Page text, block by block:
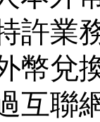
許業
幣兌
互聯